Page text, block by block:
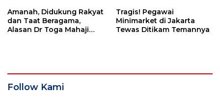
Amanah, Didukung Rakyat
dan Taat Beragama,
Alasan Dr Toga Mahaji
Tragis! Pegawai
Minimarket di Jakarta
Tewas Ditikam Temannya
Follow Kami